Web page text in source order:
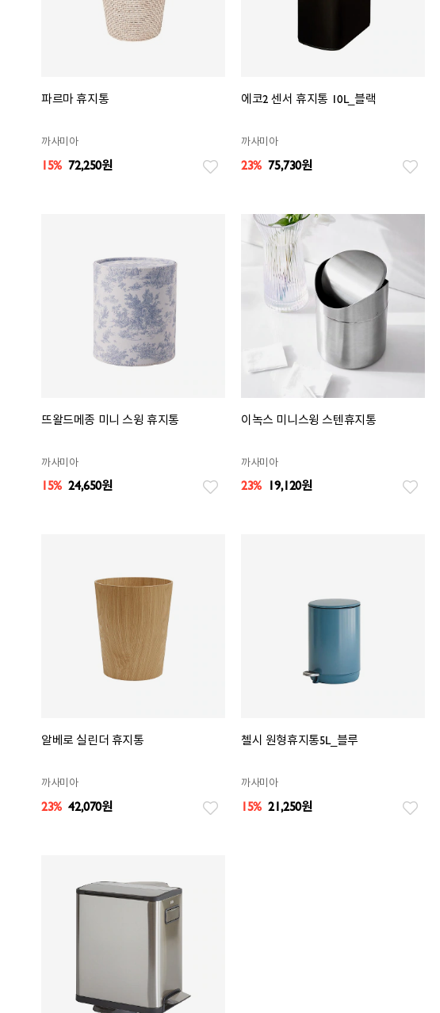
파르마 휴지통
까사미아
15% 72,250원
에코2 센서 휴지통 10L_블랙
까사미아
23% 75,730원
뜨왈드메종 미니 스윙 휴지통
까사미아
15% 24,650원
이녹스 미니스윙 스텐휴지통
까사미아
23% 19,120원
알베로 실린더 휴지통
까사미아
23% 42,070원
첼시 원형휴지통5L_블루
까사미아
15% 21,250원